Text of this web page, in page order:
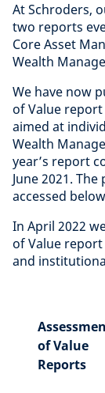
At Schroders,
two reports
Core Asset
Wealth
We have now
of Value
aimed at
Wealth
year’s report
June 2021.
accessed
In April 2022
of Value
and
of Value
Reports